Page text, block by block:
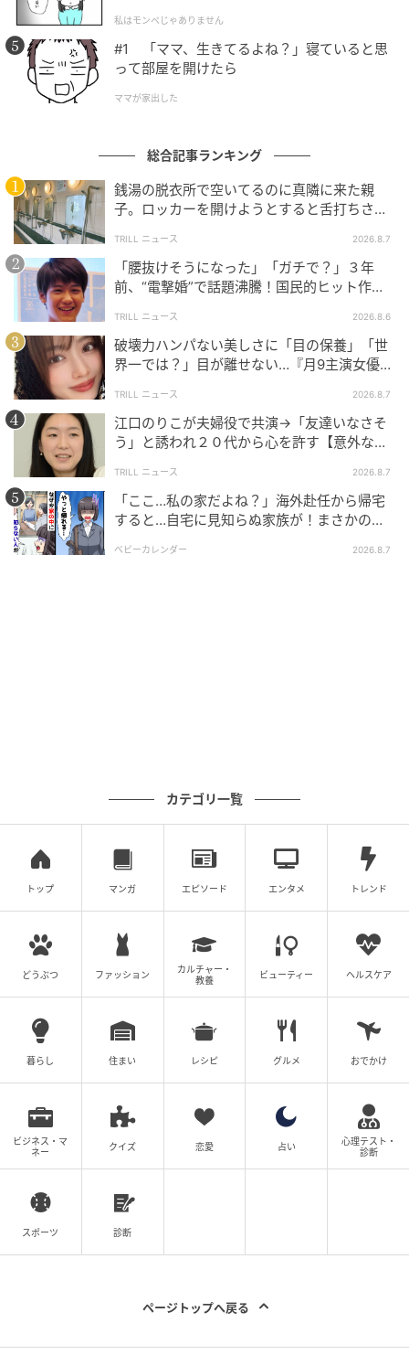
宅のトイレなどに設置して水なしで使えるというもの
です。
黒いごみ袋1枚のほかに、吸水シートが1枚入っていま
今回は、ゴミ箱を便器に見立てて吸水性を確かめるた
めに実験をしてみました。
通常の手順では、まずは便座を上げて袋を開き被せま
す。
吸水シートが底に来るように置き、便座を下げて袋を
この吸水シートには粉末が付着しているようで、目や
皮膚に付着した際には水でよく洗い流すよう注意書き
がありました。
私はモンペじゃありません
#1 「ママ、生きてるよね？」寝ていると思
って部屋を開けたら
ママが家出した
総合記事ランキング
銭湯の脱衣所で空いてるのに真隣に来た親
子。ロッカーを開けようとすると舌打ちさ
中で拍手」
TRILL ニュース 2026.8.7
「腰抜けそうになった」「ガチで？」３年
前、“電撃婚”で話題沸騰！国民的ヒット作
TRILL ニュース 2026.8.6
破壊力ハンパない美しさに「目の保養」「世
界一では？」目が離せない…『月9主演女優
TRILL ニュース 2026.8.7
江口のりこが夫婦役で共演→「友達いなさそ
う」と誘われ２０代から心を許す【意外な親
TRILL ニュース 2026.8.7
「ここ…私の家だよね？」海外赴任から帰宅
すると…自宅に見知らぬ家族が！まさかの真
ベビーカレンダー 2026.8.7
カテゴリ一覧
トップ マンガ エピソード エンタメ トレンド
どうぶつ ファッション
カルチャー・
教養
ビューティー ヘルスケア
暮らし 住まい レシピ グルメ おでかけ
ビジネス・マ
ネー
クイズ 恋愛 占い
心理テスト・
診断
スポーツ 診断
ページトップへ戻る